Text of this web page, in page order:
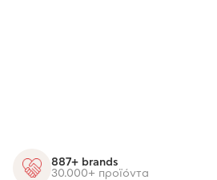
887+ brands
30.000+ προϊόντα